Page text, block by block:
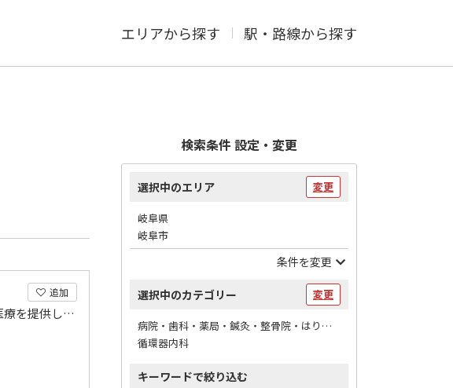
エリアから探す 駅・路線から探す
追加
村上記念病院は地域の中核病院として安全で質の高い医療を提供し社会に貢献します
検索条件 設定・変更
選択中のエリア 変更
岐阜県
岐阜市
条件を変更
選択中のカテゴリー 変更
病院・歯科・薬局・鍼灸・整骨院・はりマッサージ / 病院
循環器内科
キーワードで絞り込む